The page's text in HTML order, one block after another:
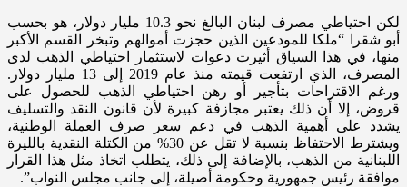
لكن احتياطي مصرف لبنان البالغ نحو 10.3 مليار دولار، هو بحسب
أبو شقرا “ملكا للمودعين الذين حجزت أموالهم وتبخر القسم الأكبر
منها، في هذا السياق أثيرت دعوات لاستثمار احتياطي الذهب لدى
المصرف، الذي ارتفعت قيمته منذ عام 2019 إلى 13 مليار دولار.
ورغم الاقتراحات بتأجير أو رهن احتياطي الذهب للحصول على
قروض، إلا أن ذلك يعتبر مجازفة كبيرة لأن قانون النقد والتسليف
يشدد على أهمية الذهب في دعم سعر صرف العملة الوطنية،
ويشترط الاحتفاظ بنسبة لا تقل عن 30% من الكتلة النقدية بالليرة
اللبنانية من الذهب، بالإضافة إلى ذلك، يتطلب اتخاذ مثل هذا القرار
موافقة رئيس جمهورية وحكومة أصيلة، إلى جانب مجلس النواب”.